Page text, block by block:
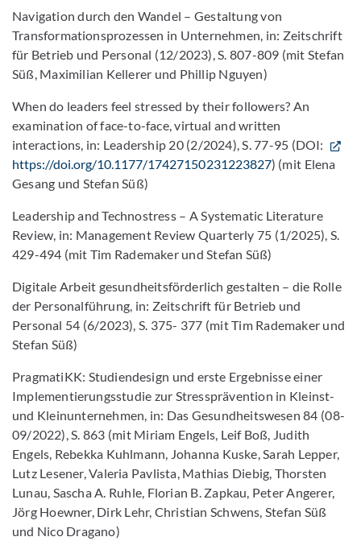
Navigation durch den Wandel – Gestaltung von
Transformationsprozessen in Unternehmen, in: Zeitschrift
für Betrieb und Personal (12/2023), S. 807-809 (mit Stefan
Süß, Maximilian Kellerer und Phillip Nguyen)
When do leaders feel stressed by their followers? An
examination of face-to-face, virtual and written
interactions, in: Leadership 20 (2/2024), S. 77-95 (DOI:
https://doi.org/10.1177/17427150231223827) (mit Elena
Gesang und Stefan Süß)
Leadership and Technostress – A Systematic Literature
Review, in: Management Review Quarterly 75 (1/2025), S.
429-494 (mit Tim Rademaker und Stefan Süß)
Digitale Arbeit gesundheitsförderlich gestalten – die Rolle
der Personalführung, in: Zeitschrift für Betrieb und
Personal 54 (6/2023), S. 375- 377 (mit Tim Rademaker und
Stefan Süß)
PragmatiKK: Studiendesign und erste Ergebnisse einer
Implementierungsstudie zur Stressprävention in Kleinst-
und Kleinunternehmen, in: Das Gesundheitswesen 84 (08-
09/2022), S. 863 (mit Miriam Engels, Leif Boß, Judith
Engels, Rebekka Kuhlmann, Johanna Kuske, Sarah Lepper,
Lutz Lesener, Valeria Pavlista, Mathias Diebig, Thorsten
Lunau, Sascha A. Ruhle, Florian B. Zapkau, Peter Angerer,
Jörg Hoewner, Dirk Lehr, Christian Schwens, Stefan Süß
und Nico Dragano)